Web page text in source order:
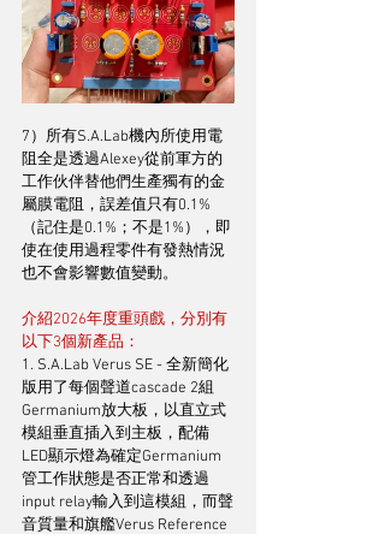
7）所有S.A.Lab機內所使用電
阻全是透過Alexey從前軍方的
工作伙伴替他們生產獨有的金
屬膜電阻，誤差值只有0.1%
（記住是0.1%；不是1%），即
使在使用過程零件有發熱情況
也不會影響數值變動。
介紹2026年度重頭戲，分別有
以下3個新產品：
1. S.A.Lab Verus SE - 全新簡化
版用了每個聲道cascade 2組
Germanium放大板，以直立式
模組垂直插入到主板，配備
LED顯示燈為確定Germanium
管工作狀態是否正常和透過
input relay輸入到這模組，而聲
音質量和旗艦Verus Reference